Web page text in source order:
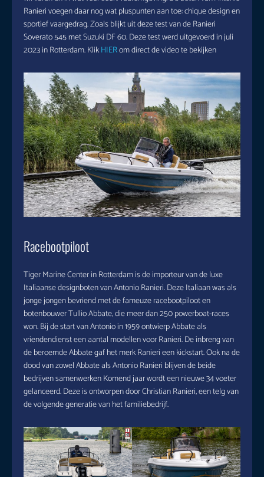
Ranieri voegen daar nog wat pluspunten aan toe: chique design en
sportief vaargedrag. Zoals blijkt uit deze test van de Ranieri
Soverato 545 met Suzuki DF 60. Deze test werd uitgevoerd in juli
2023 in Rotterdam. KlikHIERom direct de video te bekijken
Racebootpiloot
Tiger Marine Center in Rotterdam is de importeur van de luxe
Italiaanse designboten van Antonio Ranieri. Deze Italiaan was als
jonge jongen bevriend met de fameuze racebootpiloot en
botenbouwer Tullio Abbate, die meer dan 250 powerboat-races
won. Bij de start van Antonio in 1959 ontwierp Abbate als
vriendendienst een aantal modellen voor Ranieri. De inbreng van
de beroemde Abbate gaf het merk Ranieri een kickstart. Ook na de
dood van zowel Abbate als Antonio Ranieri blijven de beide
bedrijven samenwerken Komend jaar wordt een nieuwe 34 voeter
gelanceerd. Deze is ontworpen door Christian Ranieri, een telg van
de volgende generatie van het familiebedrijf.